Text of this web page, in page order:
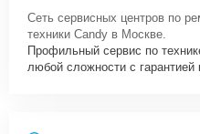
Сеть сервисных центров по
техники Candy в Москве.
Профильный сервис по
любой сложности с гарантией